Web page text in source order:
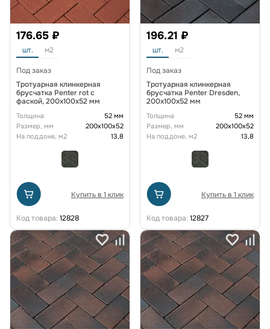
176.65 ₽
шт. м2
Под заказ
Тротуарная клинкерная
брусчатка Penter rot с
фаской, 200x100x52 мм
Толщина
52 мм
Размер, мм
200х100х52
На поддоне, м2
13,8
Купить в 1 клик
Код товара: 12828
196.21 ₽
шт. м2
Под заказ
Тротуарная клинкерная
брусчатка Penter Dresden,
200x100x52 мм
Толщина
52 мм
Размер, мм
200х100х52
На поддоне, м2
13,8
Купить в 1 клик
Код товара: 12827